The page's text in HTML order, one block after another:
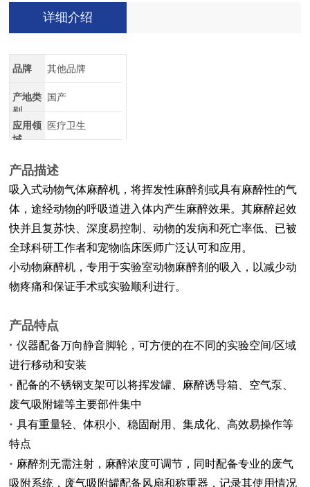
详细介绍
品牌 其他品牌
产地类
别
国产
应用领
域
医疗卫生
产品描述
吸入式动物气体麻醉机，将挥发性麻醉剂或具有麻醉性的气
体，途经动物的呼吸道进入体内产生麻醉效果。其麻醉起效
快并且复苏快、深度易控制、动物的发病和死亡率低、已被
全球科研工作者和宠物临床医师广泛认可和应用。
小动物麻醉机，专用于实验室动物麻醉剂的吸入，以减少动
物疼痛和保证手术或实验顺利进行。
产品特点
·仪器配备万向静音脚轮，可方便的在不同的实验空间/区域
进行移动和安装
·配备的不锈钢支架可以将挥发罐、麻醉诱导箱、空气泵、
废气吸附罐等主要部件集中
·具有重量轻、体积小、稳固耐用、集成化、高效易操作等
特点
· 麻醉剂无需注射，麻醉浓度可调节，同时配备专业的废气
吸附系统，废气吸附罐配备风扇和称重器，记录其使用情况